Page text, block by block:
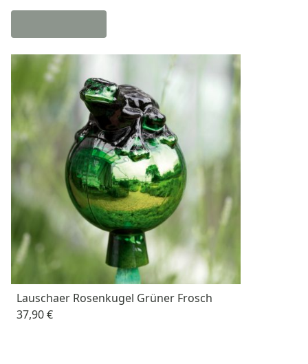
Lauschaer Rosenkugel Grüner Frosch
37,90 €